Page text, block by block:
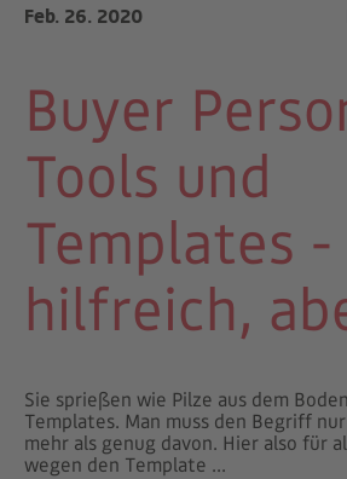
Feb. 26. 2020
Buyer
Tools und
Templates -
hilfreich,
Sie sprießen wie Pilze aus dem
Templates. Man muss den Begriff
mehr als genug davon. Hier also für
wegen den Template ...